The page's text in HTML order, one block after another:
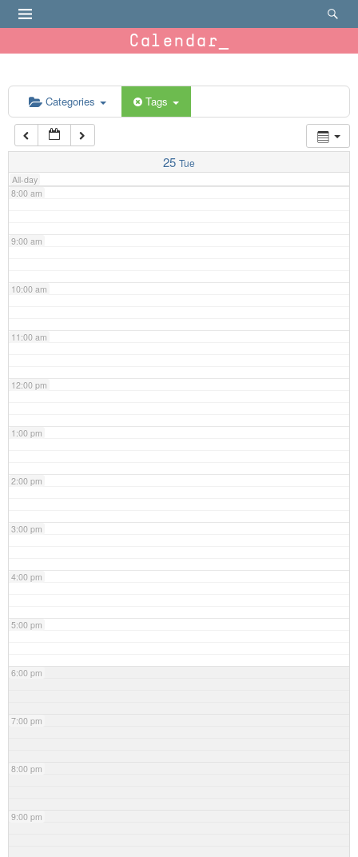
Calendar
Categories Tags
25 Tue
All-day
6:00 am
7:00 am
8:00 am
9:00 am
10:00 am
11:00 am
12:00 pm
1:00 pm
2:00 pm
3:00 pm
4:00 pm
5:00 pm
6:00 pm
7:00 pm
8:00 pm
9:00 pm